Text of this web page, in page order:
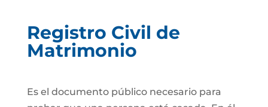
Registro Civil de
Matrimonio
Es el documento público necesario para